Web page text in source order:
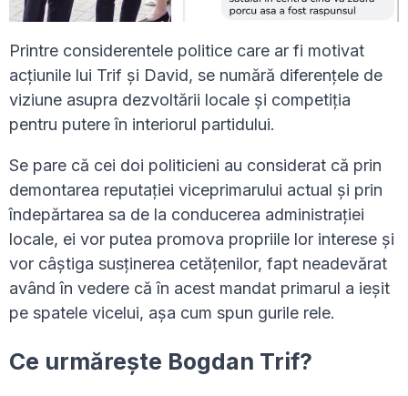
Printre considerentele politice care ar fi motivat
acțiunile lui Trif și David, se numără diferențele de
viziune asupra dezvoltării locale și competiția
pentru putere în interiorul partidului.
Se pare că cei doi politicieni au considerat că prin
demontarea reputației viceprimarului actual și prin
îndepărtarea sa de la conducerea administrației
locale, ei vor putea promova propriile lor interese și
vor câștiga susținerea cetățenilor, fapt neadevărat
având în vedere că în acest mandat primarul a ieșit
pe spatele vicelui, așa cum spun gurile rele.
Ce urmărește Bogdan Trif?